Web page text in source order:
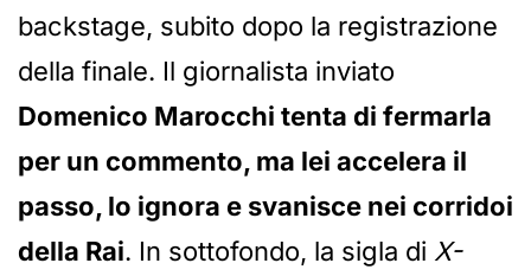
backstage, subito dopo la registrazione
della finale. Il giornalista inviato
Domenico Marocchi tenta di fermarla
per un commento, ma lei accelera il
passo, lo ignora e svanisce nei corridoi
della Rai. In sottofondo, la sigla di X-